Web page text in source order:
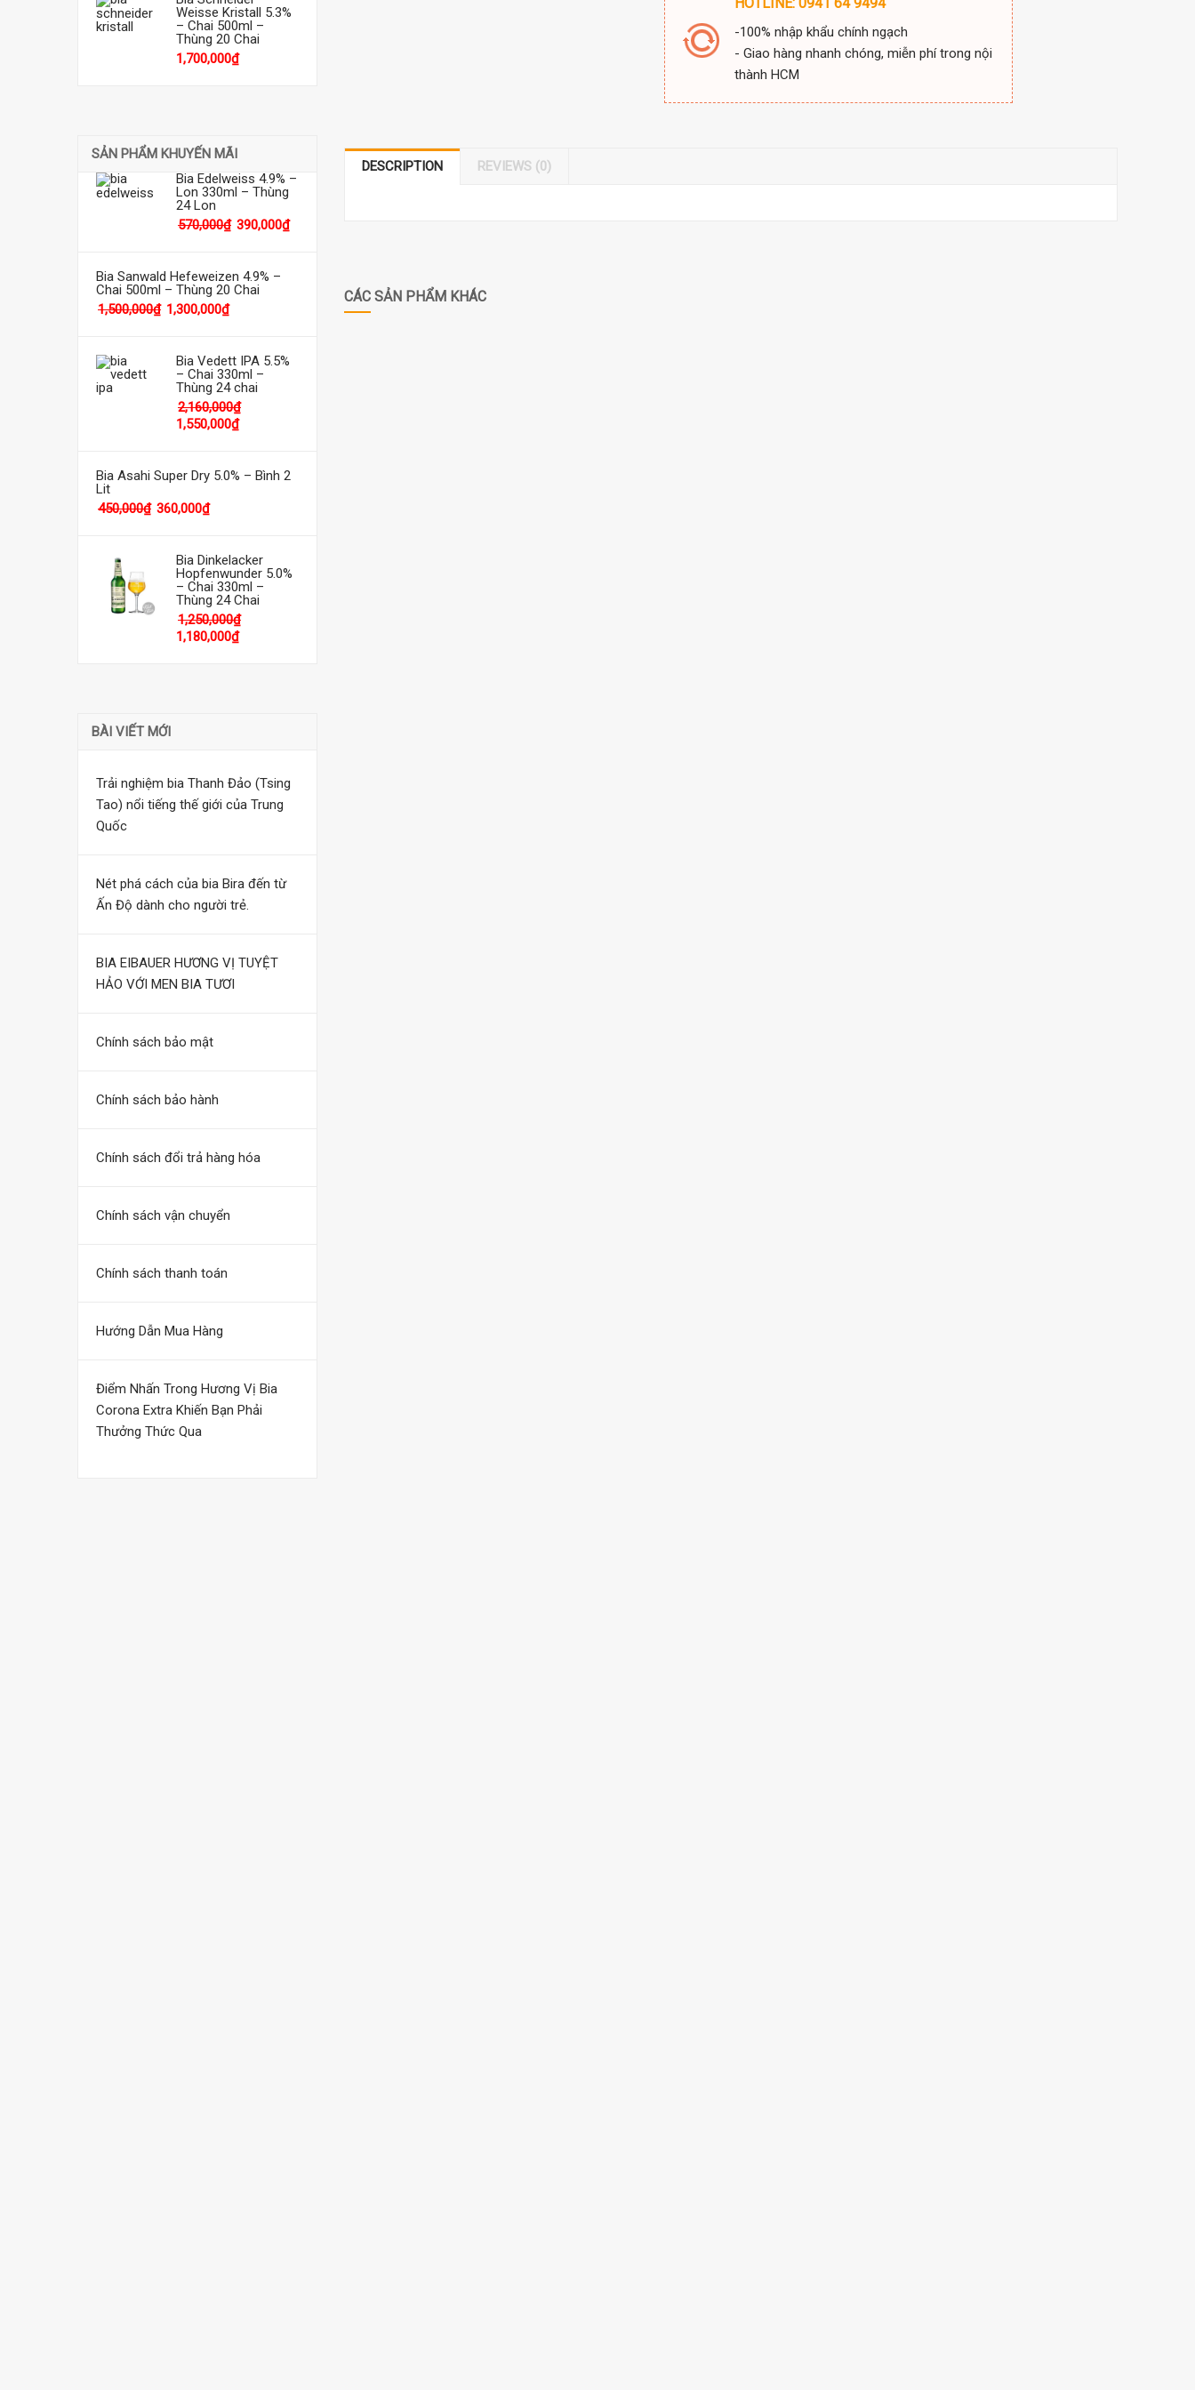
Weisse Kristall 5.3%
– Chai 500ml –
Thùng 20 Chai
1,700,000₫
SẢN PHẨM KHUYẾN MÃI
Bia Edelweiss 4.9% –
Lon 330ml – Thùng
24 Lon
570,000₫ 390,000₫
Bia Sanwald Hefeweizen 4.9% –
Chai 500ml – Thùng 20 Chai
1,500,000₫ 1,300,000₫
Bia Vedett IPA 5.5%
– Chai 330ml –
Thùng 24 chai
2,160,000₫
1,550,000₫
Bia Asahi Super Dry 5.0% – Bình 2
Lit
450,000₫ 360,000₫
Bia Dinkelacker
Hopfenwunder 5.0%
– Chai 330ml –
Thùng 24 Chai
1,250,000₫
1,180,000₫
BÀI VIẾT MỚI
Trải nghiệm bia Thanh Đảo (Tsing
Tao) nổi tiếng thế giới của Trung
Quốc
Nét phá cách của bia Bira đến từ
Ấn Độ dành cho người trẻ.
BIA EIBAUER HƯƠNG VỊ TUYỆT
HẢO VỚI MEN BIA TƯƠI
Chính sách bảo mật
Chính sách bảo hành
Chính sách đổi trả hàng hóa
Chính sách vận chuyển
Chính sách thanh toán
Hướng Dẫn Mua Hàng
Điểm Nhấn Trong Hương Vị Bia
Corona Extra Khiến Bạn Phải
Thưởng Thức Qua
-100% nhập khẩu chính ngạch
- Giao hàng nhanh chóng, miễn phí trong nội
thành HCM
DESCRIPTION REVIEWS (0)
CÁC SẢN PHẨM KHÁC